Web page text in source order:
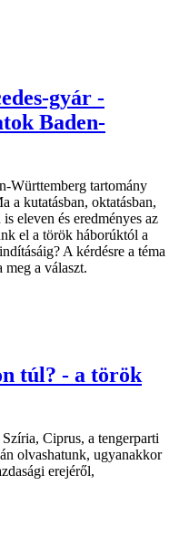
gyár -
Baden-
Württemberg tartomány
a kutatásban, oktatásban,
eleven és eredményes az
el a török háborúktól a
A kérdésre a téma
meg a választ.
túl? - a török
Ciprus, a tengerparti
olvashatunk, ugyanakkor
erejéről,